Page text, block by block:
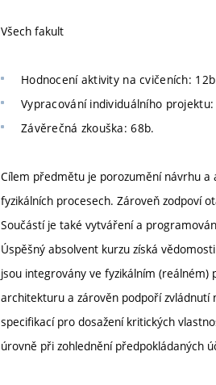
Všech fakult
Hodnocení aktivity na cvičeních:
Vypracování individuálního projektu:
Závěrečná zkouška: 68b.
Cílem předmětu je porozumění návrhu
fyzikálních procesech. Zároveň zodpoví
Součástí je také vytváření a
Úspěšný absolvent kurzu získá
jsou integrovány ve fyzikálním
architekturu a zárověn podpoří zvládnutí
specifikací pro dosažení kritických
úrovně při zohlednění předpokládaných